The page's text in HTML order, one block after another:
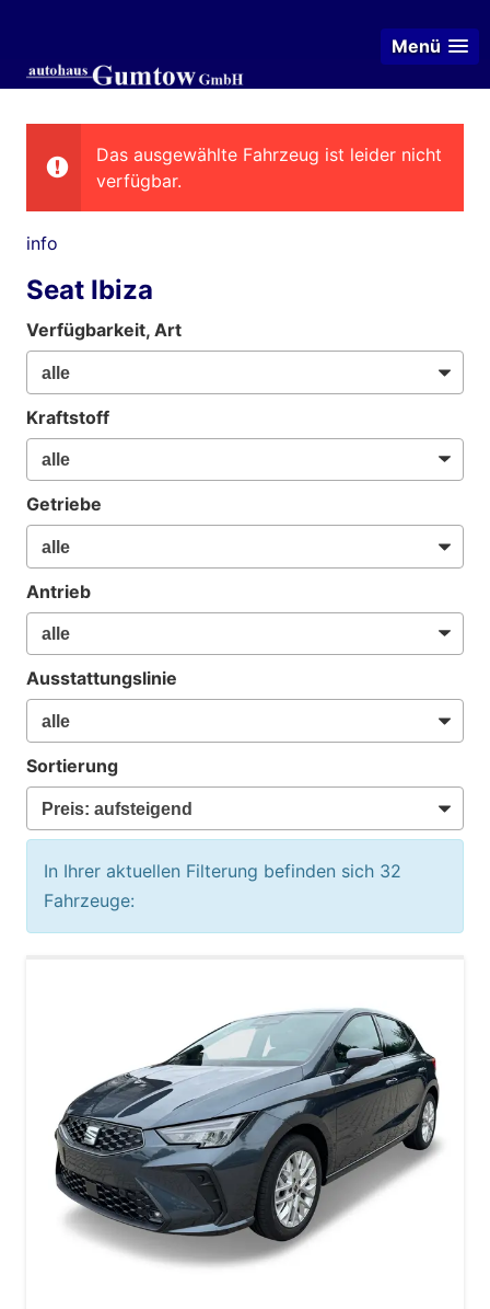
Menü
Das ausgewählte Fahrzeug ist leider nicht
verfügbar.
info
Seat Ibiza
Verfügbarkeit, Art
Kraftstoff
Getriebe
Antrieb
Ausstattungslinie
Sortierung
In Ihrer aktuellen Filterung befinden sich 32
Fahrzeuge: